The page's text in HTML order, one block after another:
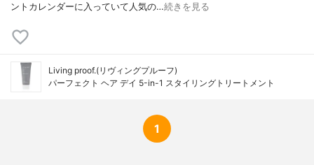
ントカレンダーに入っていて人気の…続きを見る
Living proof.(リヴィングプルーフ)
パーフェクト ヘア デイ 5-in-1 スタイリングトリートメント
1